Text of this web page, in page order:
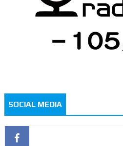
SOCIAL MEDIA